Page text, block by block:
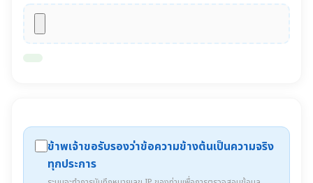
ข้าพเจ้าขอรับรองว่าข้อความข้างต้นเป็นความจริง
ทุกประการ